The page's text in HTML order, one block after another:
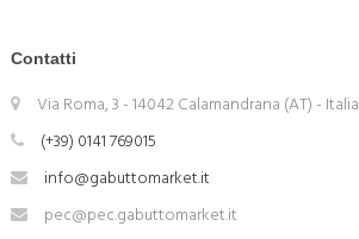
Contatti
Via Roma, 3 - 14042 Calamandrana (AT) - Italia
(+39) 0141 769015
info@gabuttomarket.it
pec@pec.gabuttomarket.it